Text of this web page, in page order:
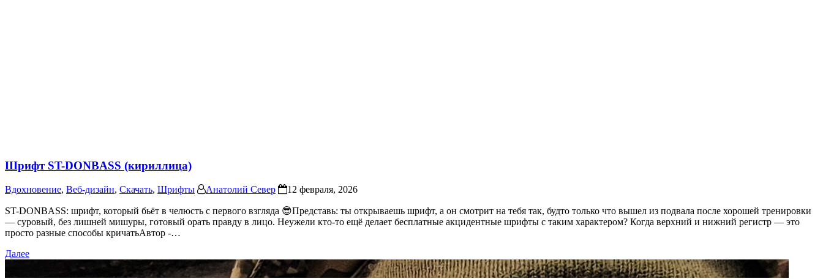
Шрифт ST-DONBASS (кириллица)
Вдохновение, Веб-дизайн, Скачать, Шрифты Анатолий Север 12 февраля, 2026
ST-DONBASS: шрифт, который бьёт в челюсть с первого взгляда 😎Представь: ты открываешь шрифт, а он смотрит на тебя так, будто только что вышел из подвала после хорошей тренировки
— суровый, без лишней мишуры, готовый орать правду в лицо. Неужели кто-то ещё делает бесплатные акцидентные шрифты с таким характером? Когда верхний и нижний регистр — это
просто разные способы кричатьАвтор -…
Далее